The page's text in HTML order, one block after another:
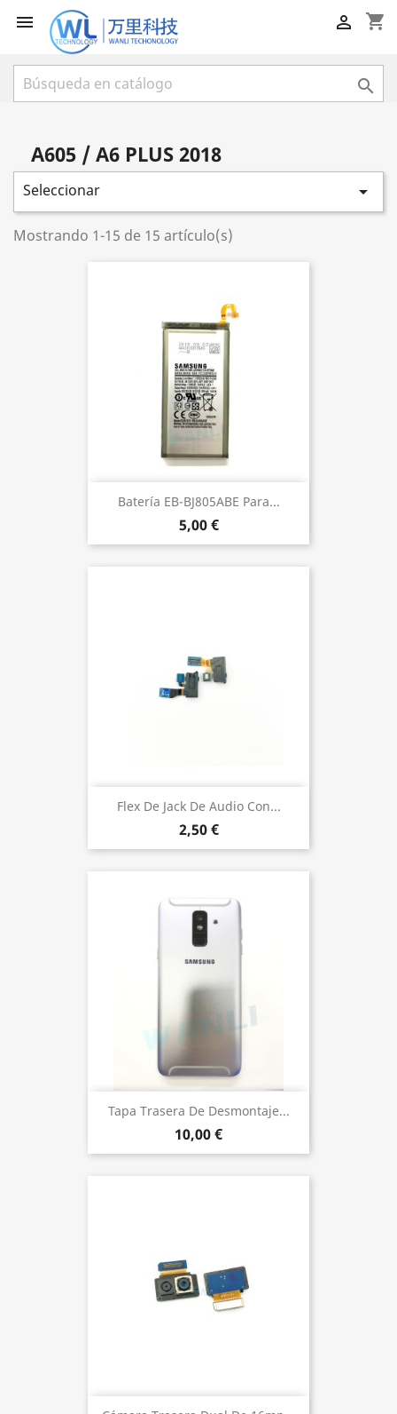
 shopping_cart


A605 / A6 PLUS 2018
Seleccionar 
Mostrando 1-15 de 15 artículo(s)
Batería EB-BJ805ABE Para...
5,00 €
Flex De Jack De Audio Con...
2,50 €
Tapa Trasera De Desmontaje...
10,00 €